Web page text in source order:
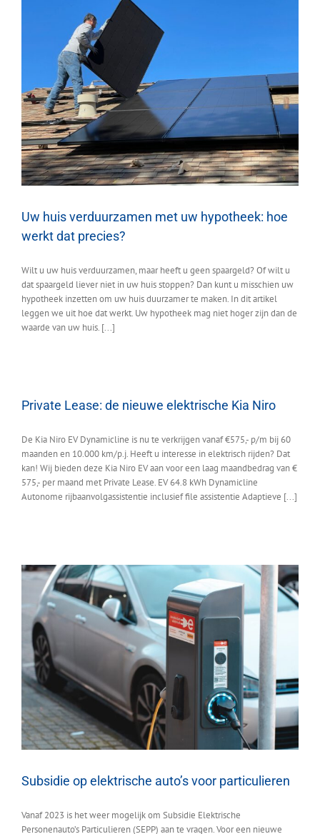
Uw huis verduurzamen met uw hypotheek: hoe
werkt dat precies?
Wilt u uw huis verduurzamen, maar heeft u geen spaargeld? Of wilt u
dat spaargeld liever niet in uw huis stoppen? Dan kunt u misschien uw
hypotheek inzetten om uw huis duurzamer te maken. In dit artikel
leggen we uit hoe dat werkt. Uw hypotheek mag niet hoger zijn dan de
waarde van uw huis. [...]
Private Lease: de nieuwe elektrische Kia Niro
De Kia Niro EV Dynamicline is nu te verkrijgen vanaf €575,- p/m bij 60
maanden en 10.000 km/p.j. Heeft u interesse in elektrisch rijden? Dat
kan! Wij bieden deze Kia Niro EV aan voor een laag maandbedrag van €
575,- per maand met Private Lease. EV 64.8 kWh Dynamicline
Autonome rijbaanvolgassistentie inclusief file assistentie Adaptieve [...]
Subsidie op elektrische auto’s voor particulieren
Vanaf 2023 is het weer mogelijk om Subsidie Elektrische
Personenauto’s Particulieren (SEPP) aan te vragen. Voor een nieuwe